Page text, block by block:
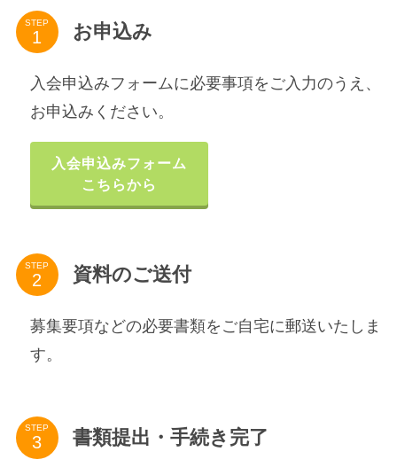
STEP お申込み
入会申込みフォームに必要事項をご入力のうえ、
お申込みください。
入会申込みフォーム
こちらから
STEP 資料のご送付
募集要項などの必要書類をご自宅に郵送いたしま
す。
STEP 書類提出・手続き完了